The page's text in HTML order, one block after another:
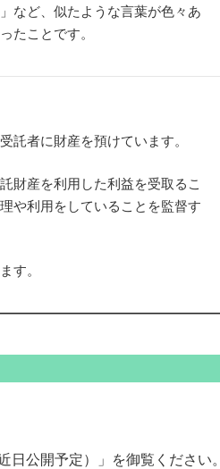
など、似たような言葉が色々あ
たことです。
託者に財産を預けています。
財産を利用した利益を受取るこ
や利用をしていることを監督す
す。
公開予定）」を御覧ください。